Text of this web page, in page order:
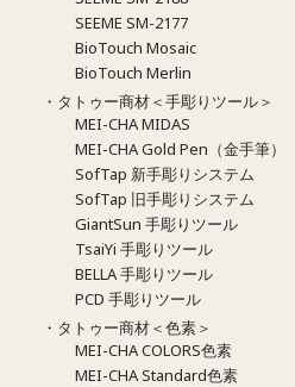
SEEME SM-2177
BioTouch Mosaic
BioTouch Merlin
・タトゥー商材＜手彫りツール＞
MEI-CHA MIDAS
MEI-CHA Gold Pen（金手筆）
SofTap 新手彫りシステム
SofTap 旧手彫りシステム
GiantSun 手彫りツール
TsaiYi 手彫りツール
BELLA 手彫りツール
PCD 手彫りツール
・タトゥー商材＜色素＞
MEI-CHA COLORS色素
MEI-CHA Standard色素